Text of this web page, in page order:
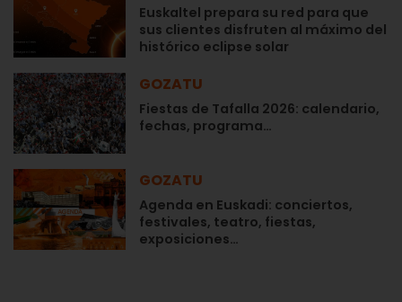
Euskaltel prepara su red para que
sus clientes disfruten al máximo del
histórico eclipse solar
GOZATU
Fiestas de Tafalla 2026: calendario,
fechas, programa…
GOZATU
Agenda en Euskadi: conciertos,
festivales, teatro, fiestas,
exposiciones…